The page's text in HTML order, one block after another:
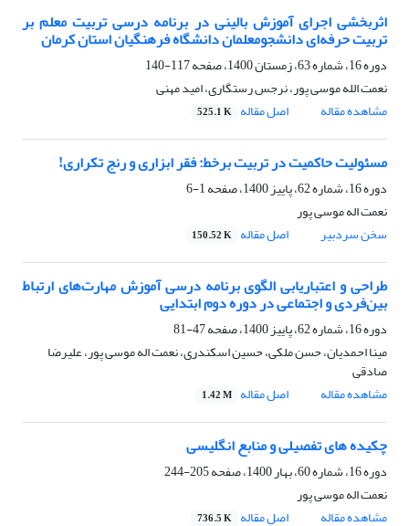
اثربخشی اجرای آموزش بالینی در برنامه درسی تربیت معلم بر
تربیت حرفه‌ای دانشجومعلمان دانشگاه فرهنگیان استان کرمان
دوره 16، شماره 63، زمستان 1400، صفحه
117-140
نعمت الله موسی پور، نرجس رستگاری، امید مهنی
مشاهده مقاله
اصل مقاله 525.1 K
مسئولیت حاکمیت در تربیت برخط: فقر ابزاری و رنج تکراری!
دوره 16، شماره 62، پاییز 1400، صفحه
1-6
نعمت اله موسی پور
سخن سردبیر
اصل مقاله 150.52 K
طراحی و اعتباریابی الگوی برنامه درسی آموزش مهارت‌های ارتباط
بین‌فردی و اجتماعی در دوره دوم ابتدایی
دوره 16، شماره 62، پاییز 1400، صفحه
47-81
مینا احمدیان، حسن ملکی، حسین اسکندری، نعمت اله موسی پور، علیرضا
صادقی
مشاهده مقاله
اصل مقاله 1.42 M
چکیده های تفصیلی و منابع انگلیسی
دوره 16، شماره 60، بهار 1400، صفحه
205-244
نعمت اله موسی پور
مشاهده مقاله
اصل مقاله 736.5 K